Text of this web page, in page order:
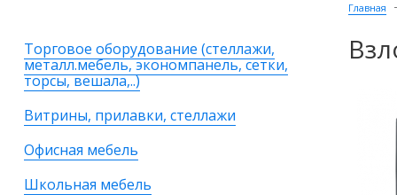
Торговое оборудование (стеллажи,
металл.мебель, экономпанель, сетки,
торсы, вешала,..)
Витрины, прилавки, стеллажи
Офисная мебель
Школьная мебель
Главная